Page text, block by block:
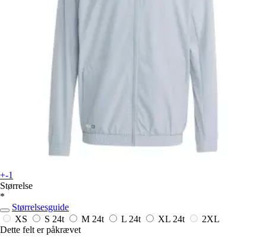
+-1
Størrelse
*
Størrelsesguide
XS
S 24t M 24t L 24t XL 24t
2XL
Dette felt er påkrævet